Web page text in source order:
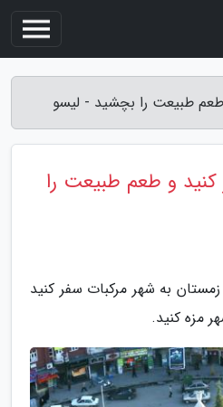
طبیعت را بچشید - لیسو
و طعم طبیعت را
زمستان به شهر مرکبات سفر کنید
مزه کنید.